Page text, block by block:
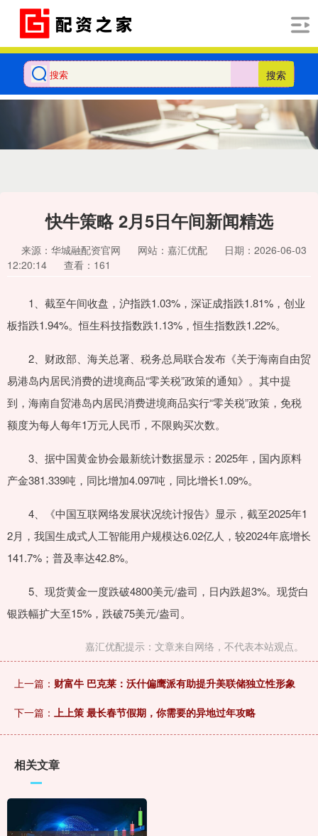
搜索
快牛策略 2月5日午间新闻精选
来源：华城融配资官网 网站：嘉汇优配
日期：2026-06-03
12:20:14
查看：161
1、截至午间收盘，沪指跌1.03%，深证成指跌1.81%，创业
板指跌1.94%。恒生科技指数跌1.13%，恒生指数跌1.22%。
2、财政部、海关总署、税务总局联合发布《关于海南自由贸
易港岛内居民消费的进境商品“零关税”政策的通知》。其中提
到，海南自贸港岛内居民消费进境商品实行“零关税”政策，免税
额度为每人每年1万元人民币，不限购买次数。
3、据中国黄金协会最新统计数据显示：2025年，国内原料
产金381.339吨，同比增加4.097吨，同比增长1.09%。
4、《中国互联网络发展状况统计报告》显示，截至2025年1
2月，我国生成式人工智能用户规模达6.02亿人，较2024年底增长
141.7%；普及率达42.8%。
5、现货黄金一度跌破4800美元/盎司，日内跌超3%。现货白
银跌幅扩大至15%，跌破75美元/盎司。
嘉汇优配提示：文章来自网络，不代表本站观点。
上一篇： 财富牛 巴克莱：沃什偏鹰派有助提升美联储独立性形象
下一篇： 上上策 最长春节假期，你需要的异地过年攻略
相关文章